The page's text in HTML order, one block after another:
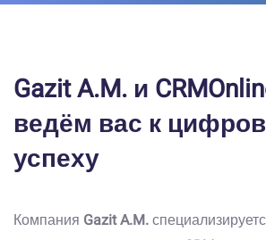
Gazit A.M. и
ведём вас к
успеху
Компания Gazit A.M.